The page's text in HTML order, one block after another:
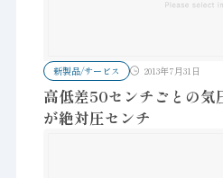
新製品/サービス 2013年7月31日
高低差50センチごとの気
が絶対圧センチ